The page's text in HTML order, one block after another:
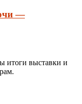
—
итоги выставки и